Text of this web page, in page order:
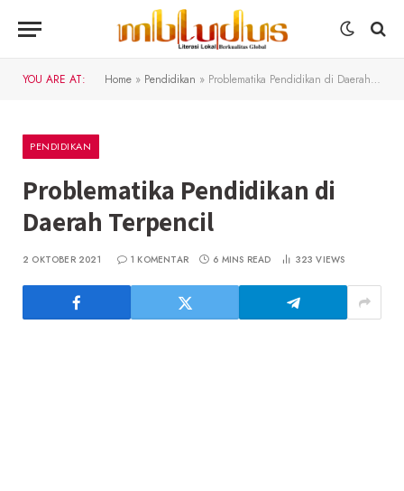
YOU ARE AT: Home » Pendidikan » Problematika Pendidikan di Daerah Terpencil
PENDIDIKAN
Problematika Pendidikan di
Daerah Terpencil
2 OKTOBER 2021 1 KOMENTAR 6 MINS READ 323VIEWS